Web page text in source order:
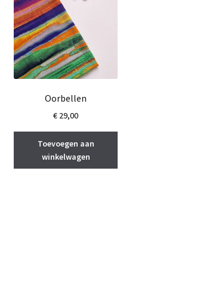
Oorbellen
€ 29,00
Toevoegen aan
winkelwagen